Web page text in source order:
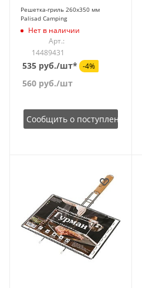
Решетка-гриль 260x350 мм
Palisad Camping
Нет в наличии
Арт.:
14489431
535 руб./шт* -4%
560 руб./шт
Сообщить о поступлении